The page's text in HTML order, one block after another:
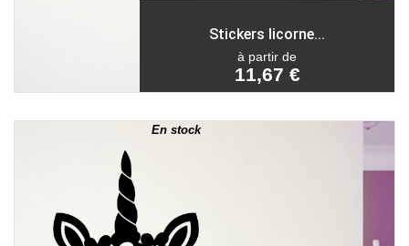
Stickers licorne...
à partir de
11,67 €
En stock